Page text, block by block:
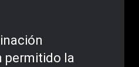
permitido la